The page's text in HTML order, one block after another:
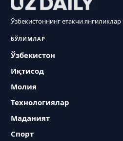
Ўзбекистоннинг етакчи
БЎЛИМЛАР
Ўзбекистон
Иқтисод
Молия
Технологиялар
Маданият
Спорт